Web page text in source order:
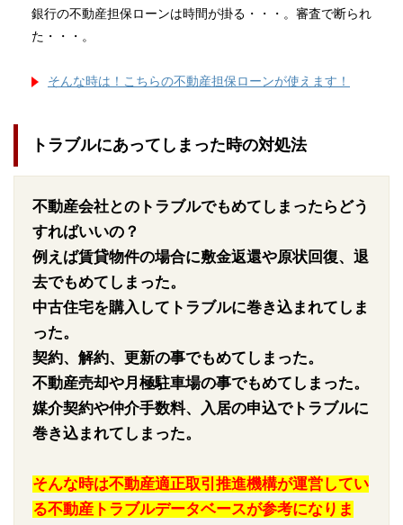
銀行の不動産担保ローンは時間が掛る・・・。審査で断られ
た・・・。
そんな時は！こちらの不動産担保ローンが使えます！
トラブルにあってしまった時の対処法
不動産会社とのトラブルでもめてしまったらどう
すればいいの？
例えば賃貸物件の場合に敷金返還や原状回復、退
去でもめてしまった。
中古住宅を購入してトラブルに巻き込まれてしま
った。
契約、解約、更新の事でもめてしまった。
不動産売却や月極駐車場の事でもめてしまった。
媒介契約や仲介手数料、入居の申込でトラブルに
巻き込まれてしまった。
そんな時は不動産適正取引推進機構が運営してい
る不動産トラブルデータベースが参考になりま